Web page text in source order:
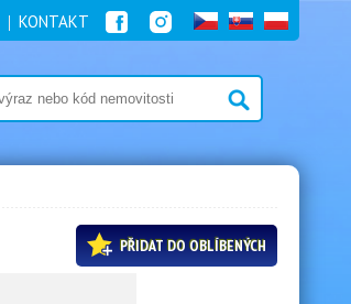
KONTAKT
PŘIDAT DO OBLÍBENÝCH